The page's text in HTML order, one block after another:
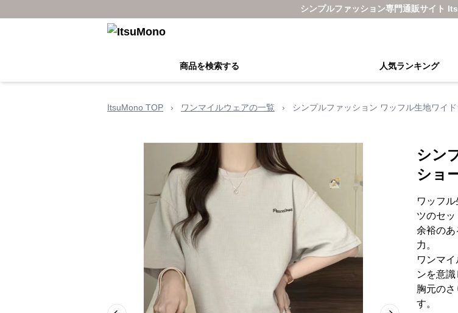
シンプルファッション専門通販サイト
商品を検索する 人気ランキング
ItsuMono TOP › ワンマイルウェアの一覧 › シンプルファッション ワッフル生地ワイ
シン
ショ
ワッフ
ツのセッ
余裕のあ
力。
ワンマ
ンを意識
胸元の
す。